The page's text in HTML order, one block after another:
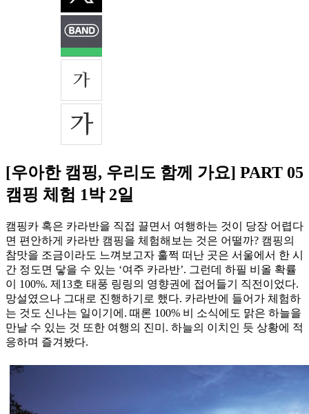
[우아한 캠핑, 우리도 함께 가요] PART 05
캠핑 체험 1박 2일
캠핑카 혹은 카라반을 직접 끌면서 여행하는 것이 당장 어렵다
면 편안하게 카라반 캠핑을 체험해보는 것은 어떨까? 캠핑의
참맛을 조금이라도 느껴보고자 훌쩍 떠난 곳은 서울에서 한 시
간 정도면 닿을 수 있는 ‘여주 카라반’. 그런데 하필 비올 확률
이 100%. 제 13호 태풍 링링의 영향권에 접어들기 직전이었다.
망설였으나 그대로 진행하기로 했다. 카라반에 들어가 체험하
는 것도 신나는 일이기에 . 때론 100% 비 소식에도 맑은 하늘을
만날 수 있는 것 또한 여행의 진미 . 하늘의 이치인 듯 상황에 적
응하며 즐겨봤다.